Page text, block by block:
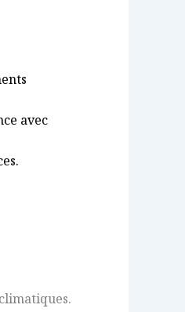
avec